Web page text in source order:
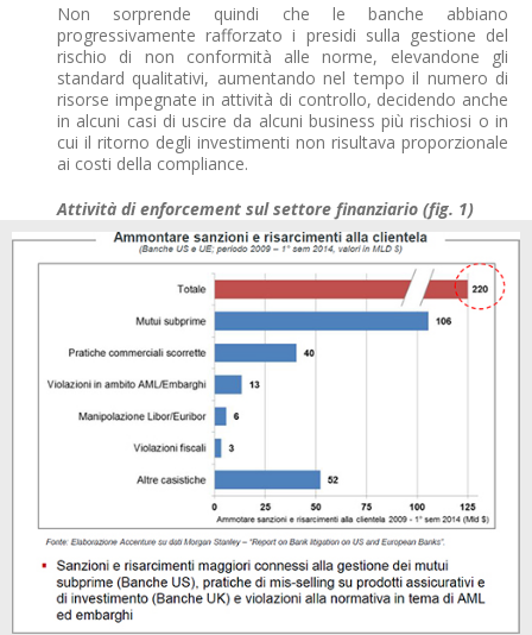
Non sorprende quindi che le banche abbiano
progressivamente rafforzato i presidi sulla gestione del
rischio di non conformità alle norme, elevandone gli
standard qualitativi, aumentando nel tempo il numero di
risorse impegnate in attività di controllo, decidendo anche
in alcuni casi di uscire da alcuni business più rischiosi o in
cui il ritorno degli investimenti non risultava proporzionale
ai costi della compliance.
Attività di enforcement sul settore finanziario (fig. 1)